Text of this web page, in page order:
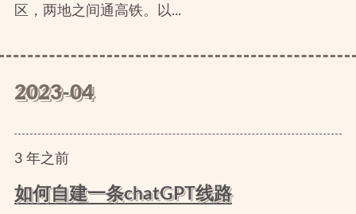
区，两地之间通高铁。以...
2023-04
3年之前
如何自建一条chatGPT线路